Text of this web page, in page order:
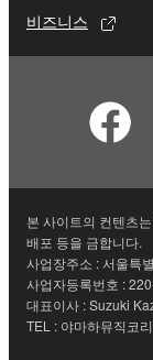
비즈니스
본 사이트의 컨텐츠
배포 등을 금합니다.
사업장주소 : 서울특
사업자등록번호 :
대표이사 : Suzuki
TEL : 야마하뮤직코